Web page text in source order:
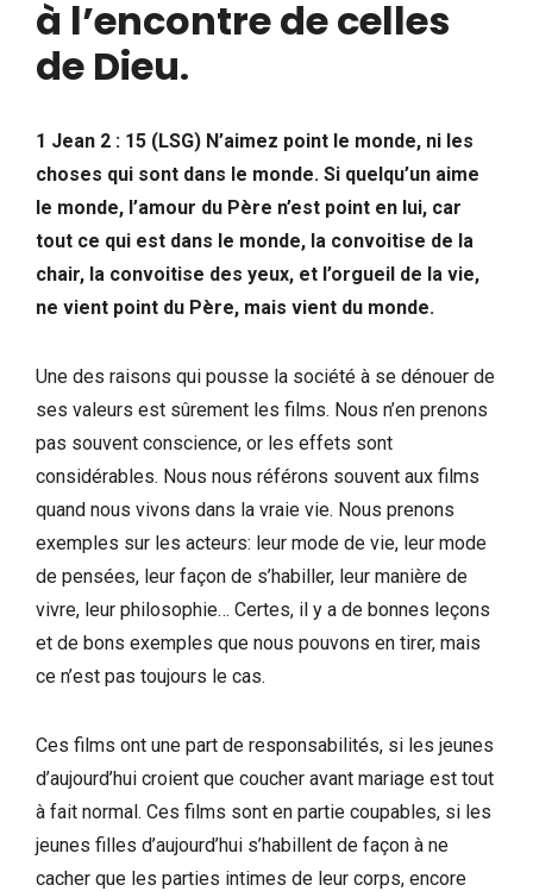
à l’encontre de celles
de Dieu.
1 Jean 2 : 15 (LSG) N’aimez point le monde, ni les
choses qui sont dans le monde. Si quelqu’un aime
le monde, l’amour du Père n’est point en lui, car
tout ce qui est dans le monde, la convoitise de la
chair, la convoitise des yeux, et l’orgueil de la vie,
ne vient point du Père, mais vient du monde.
Une des raisons qui pousse la société à se dénouer de
ses valeurs est sûrement les films. Nous n’en prenons
pas souvent conscience, or les effets sont
considérables. Nous nous référons souvent aux films
quand nous vivons dans la vraie vie. Nous prenons
exemples sur les acteurs: leur mode de vie, leur mode
de pensées, leur façon de s’habiller, leur manière de
vivre, leur philosophie… Certes, il y a de bonnes leçons
et de bons exemples que nous pouvons en tirer, mais
ce n’est pas toujours le cas.
Ces films ont une part de responsabilités, si les jeunes
d’aujourd’hui croient que coucher avant mariage est tout
à fait normal. Ces films sont en partie coupables, si les
jeunes filles d’aujourd’hui s’habillent de façon à ne
cacher que les parties intimes de leur corps, encore